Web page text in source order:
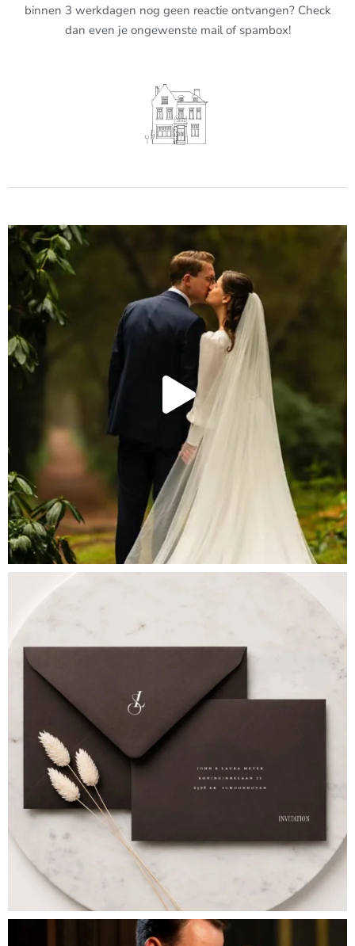
binnen 3 werkdagen nog geen reactie ontvangen? Check
dan even je ongewenste mail of spambox!